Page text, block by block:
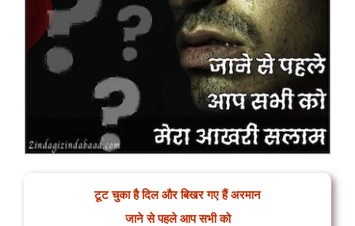
टूट चुका है दिल और बिखर गए हैं अरमान
जाने से पहले आप सभी को